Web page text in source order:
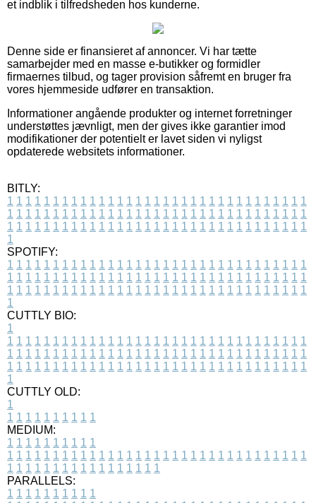
et indblik i tilfredsheden hos kunderne.
Denne side er finansieret af annoncer. Vi har tætte
samarbejder med en masse e-butikker og formidler
firmaernes tilbud, og tager provision såfremt en bruger fra
vores hjemmeside udfører en transaktion.
Informationer angående produkter og internet forretninger
understøttes jævnligt, men der gives ikke garantier imod
modifikationer der potentielt er lavet siden vi nyligst
opdaterede websitets informationer.
BITLY:
1 1 1 1 1 1 1 1 1 1 1 1 1 1 1 1 1 1 1 1 1 1 1 1 1 1 1 1 1 1 1 1 1
1 1 1 1 1 1 1 1 1 1 1 1 1 1 1 1 1 1 1 1 1 1 1 1 1 1 1 1 1 1 1 1 1
1 1 1 1 1 1 1 1 1 1 1 1 1 1 1 1 1 1 1 1 1 1 1 1 1 1 1 1 1 1 1 1 1
1
SPOTIFY:
1 1 1 1 1 1 1 1 1 1 1 1 1 1 1 1 1 1 1 1 1 1 1 1 1 1 1 1 1 1 1 1 1
1 1 1 1 1 1 1 1 1 1 1 1 1 1 1 1 1 1 1 1 1 1 1 1 1 1 1 1 1 1 1 1 1
1 1 1 1 1 1 1 1 1 1 1 1 1 1 1 1 1 1 1 1 1 1 1 1 1 1 1 1 1 1 1 1 1
1
CUTTLY BIO:
1
1 1 1 1 1 1 1 1 1 1 1 1 1 1 1 1 1 1 1 1 1 1 1 1 1 1 1 1 1 1 1 1 1
1 1 1 1 1 1 1 1 1 1 1 1 1 1 1 1 1 1 1 1 1 1 1 1 1 1 1 1 1 1 1 1 1
1 1 1 1 1 1 1 1 1 1 1 1 1 1 1 1 1 1 1 1 1 1 1 1 1 1 1 1 1 1 1 1 1
1
CUTTLY OLD:
1
1 1 1 1 1 1 1 1 1 1
MEDIUM:
1 1 1 1 1 1 1 1 1 1
1 1 1 1 1 1 1 1 1 1 1 1 1 1 1 1 1 1 1 1 1 1 1 1 1 1 1 1 1 1 1 1 1
1 1 1 1 1 1 1 1 1 1 1 1 1 1 1 1 1
PARALLELS:
1 1 1 1 1 1 1 1 1 1